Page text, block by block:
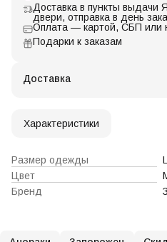
Доставка в пункты выдачи
двери, отправка в день
Оплата — картой, СБП или
Подарки к заказам
Доставка
Характеристики
Размер одежды
L
Цвет
Бренд